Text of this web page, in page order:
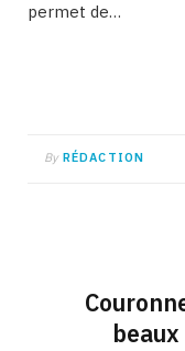
permet de…
By RÉDACTION